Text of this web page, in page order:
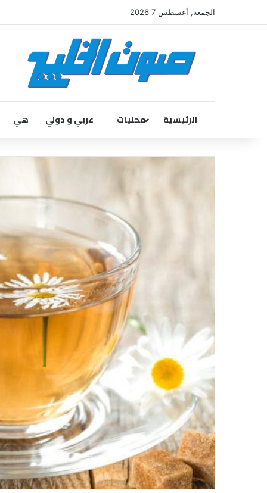
الجمعة, أغسطس 7 2026
الرئيسية محليات عربي و دولي هي